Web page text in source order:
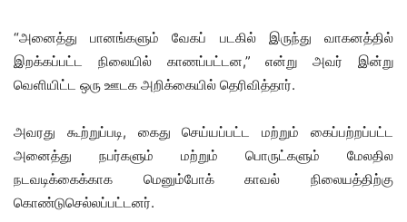
“அனைத்து பானங்களும் வேகப் படகில் இருந்து வாகனத்தில்
இறக்கப்பட்ட நிலையில் காணப்பட்டன,” என்று அவர் இன்று
வெளியிட்ட ஒரு ஊடக அறிக்கையில் தெரிவித்தார்.
அவரது கூற்றுப்படி, கைது செய்யப்பட்ட மற்றும் கைப்பற்றப்பட்ட
அனைத்து நபர்களும் மற்றும் பொருட்களும் மேலதில
நடவடிக்கைக்காக மெனும்போக் காவல் நிலையத்திற்கு
கொண்டுசெல்லப்பட்டனர்.